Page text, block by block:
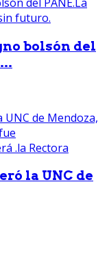
bolsón del
la UNC de